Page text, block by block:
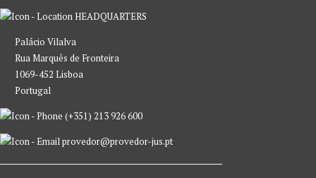
HEADQUARTERS
Palácio Vilalva
Rua Marquês de Fronteira
1069-452 Lisboa
Portugal
(+351) 213 926 600
provedor@provedor-jus.pt